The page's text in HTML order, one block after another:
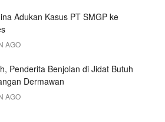
Adukan Kasus PT SMGP ke
AGO
Penderita Benjolan di Jidat Butuh
Dermawan
AGO